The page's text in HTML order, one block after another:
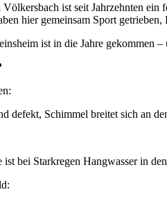
ist seit Jahrzehnten
hier gemeinsam Sport
ist in die Jahre gekommen
defekt, Schimmel breitet sich an
ist bei Starkregen Hangwasser in